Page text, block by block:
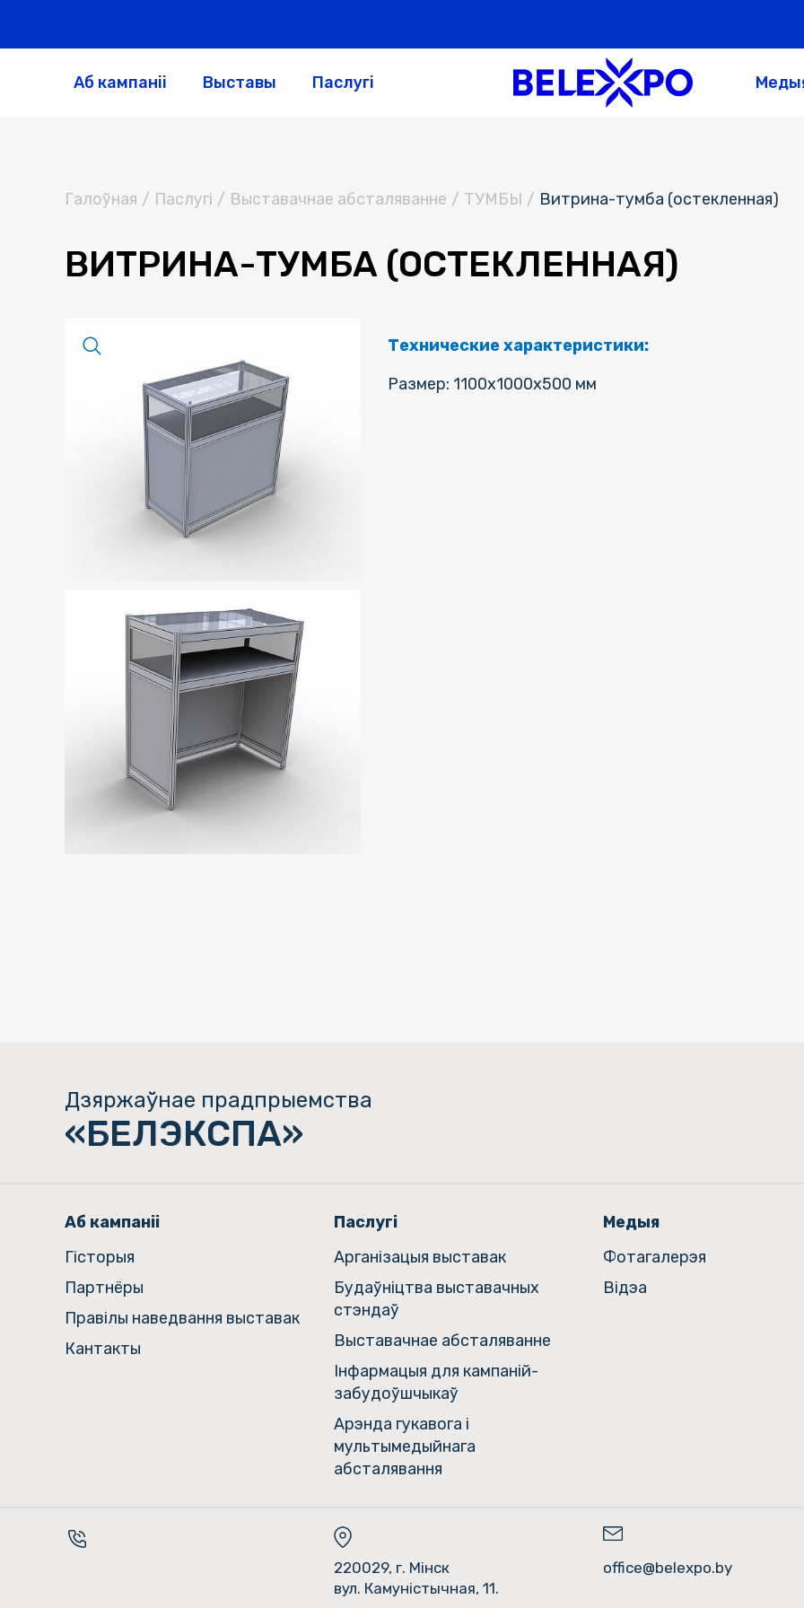
Аб кампаніі Выставы Паслугі
Галоўная / Паслугi / Выставачнае абсталяванне / ТУМБЫ / Витрина-тумба (остекленная)
ВИТРИНА-ТУМБА (ОСТЕКЛЕННАЯ)
Технические характеристики:
Размер: 1100х1000х500 мм
Дзяржаўнае прадпрыемства
«БЕЛЭКСПА»
Аб кампаніі
Гiсторыя
Партнёры
Правілы наведвання выставак
Кантакты
Паслугі
Арганізацыя выставак
Будаўніцтва выставачных
стэндаў
Выставачнае абсталяванне
Інфармацыя для кампаній-
забудоўшчыкаў
Арэнда гукавога і
мультымедыйнага
абсталявання
Медыя
Фотагалерэя
Відэа
220029, г. Мінск
вул. Камуністычная, 11.
office@belexpo.by